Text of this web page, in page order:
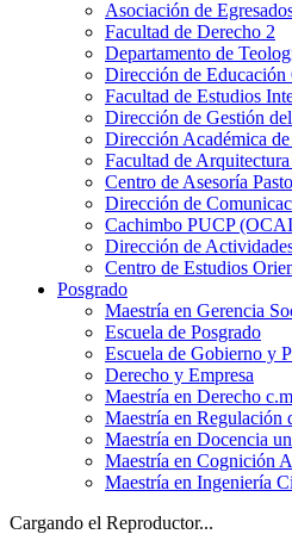
Asociación de
Facultad de Derecho 2
Departamento de
Dirección de
Facultad de Estudios
Dirección de Gestión
Dirección Académica
Facultad de
Centro de Asesoría
Dirección de
Cachimbo PUCP
Dirección de
Centro de Estudios
Posgrado
Maestría en Gerencia
Escuela de Posgrado
Escuela de Gobierno y
Derecho y Empresa
Maestría en Derecho
Maestría en Regulación
Maestría en Docencia
Maestría en Cognición
Maestría en Ingeniería
Cargando el Reproductor...